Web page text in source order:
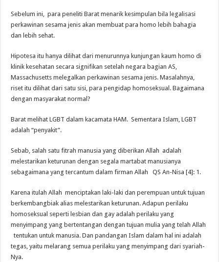
Sebelum ini, para peneliti Barat menarik kesimpulan bila legalisasi
perkawinan sesama jenis akan membuat para homo lebih bahagia
dan lebih sehat.
Hipotesa itu hanya dilihat dari menurunnya kunjungan kaum homo di
klinik kesehatan secara signifikan setelah negara bagian AS,
Massachusetts melegalkan perkawinan sesama jenis. Masalahnya,
riset itu dilihat dari satu sisi, para pengidap homoseksual. Bagaimana
dengan masyarakat normal?
Barat melihat LGBT dalam kacamata HAM. Sementara Islam, LGBT
adalah “penyakit”.
Sebab, salah satu fitrah manusia yang diberikan Allah adalah
melestarikan keturunan dengan segala martabat manusianya
sebagaimana yang tercantum dalam firman Allah QS An-Nisa [4]: 1.
Karena itulah Allah menciptakan laki-laki dan perempuan untuk tujuan
berkembangbiak alias melestarikan keturunan. Adapun perilaku
homoseksual seperti lesbian dan gay adalah perilaku yang
menyimpang yang bertentangan dengan tujuan mulia yang telah Allah
tentukan untuk manusia. Dan pandangan Islam dalam hal ini adalah
tegas, yaitu melarang semua perilaku yang menyimpang dari syariah-
Nya.